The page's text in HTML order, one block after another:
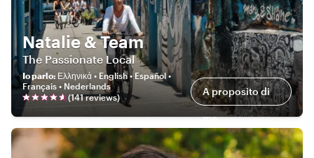
Natalie & Team
The Passionate Local
Io parlo: Ελληνικά • English • Español •
Français • Nederlands
(141reviews) A proposito di
me